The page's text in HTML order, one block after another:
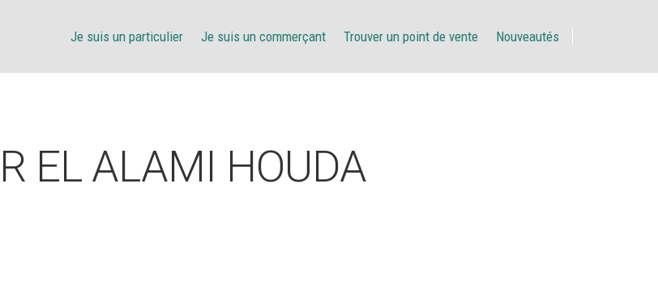
Je suis un particulier Je suis un commerçant Trouver un point de vente Nouveautés
EL ALAMI HOUDA